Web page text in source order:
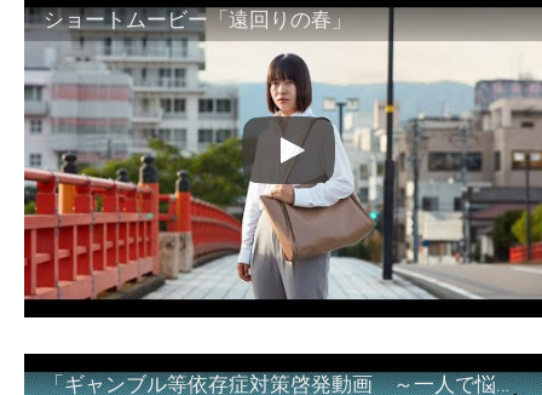
ショートムービー「遠回りの春」
「ギャンブル等依存症対策啓発動画 ～一人で悩まず、家族で悩まず、まず！相談機関へ～」